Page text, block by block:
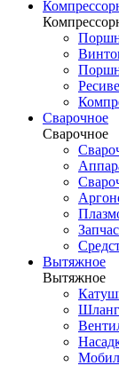
Сварочное
Сварочное
Вытяжное
Вытяжное